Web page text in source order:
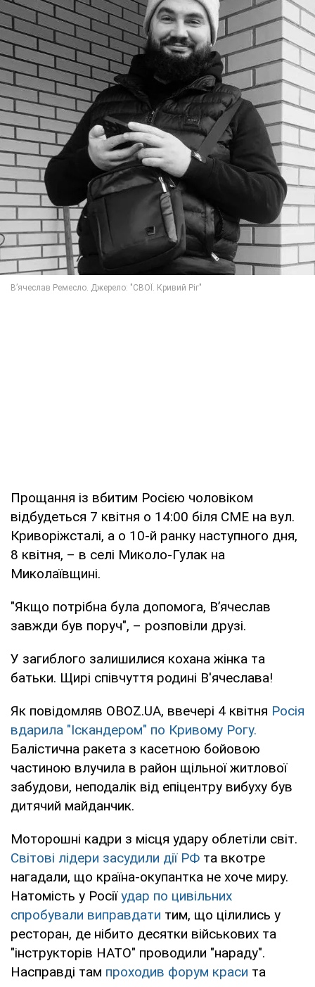
Прощання із вбитим Росією чоловіком
відбудеться 7 квітня о 14:00 біля СМЕ на вул.
Криворіжсталі, а о 10-й ранку наступного дня,
8 квітня, – в селі Миколо-Гулак на
Миколаївщині.
"Якщо потрібна була допомога, В’ячеслав
завжди був поруч", – розповіли друзі.
У загиблого залишилися кохана жінка та
батьки. Щирі співчуття родині В'ячеслава!
Як повідомляв OBOZ.UA, ввечері 4 квітня Росія
вдарила "Іскандером" по Кривому Рогу.
Балістична ракета з касетною бойовою
частиною влучила в район щільної житлової
забудови, неподалік від епіцентру вибуху був
дитячий майданчик.
Моторошні кадри з місця удару облетіли світ.
Світові лідери засудили дії РФ та вкотре
нагадали, що країна-окупантка не хоче миру.
Натомість у Росіїудар по цивільних
спробували виправдати тим, що цілились у
ресторан, де нібито десятки військових та
"інструкторів НАТО" проводили "нараду".
Насправді там проходив форум краси та